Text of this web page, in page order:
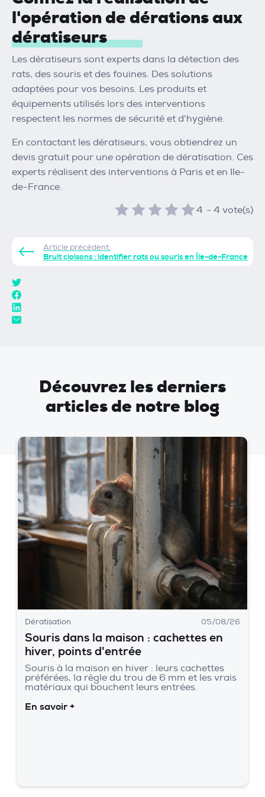
l'opération de dérations aux
dératiseurs
Les dératiseurs sont experts dans la détection des
rats, des souris et des fouines. Des solutions
adaptées pour vos besoins. Les produits et
équipements utilisés lors des interventions
respectent les normes de sécurité et d'hygiène.
En contactant les dératiseurs, vous obtiendrez un
devis gratuit pour une opération de dératisation. Ces
experts réalisent des interventions à Paris et en Ile-
de-France.
4 - 4 vote(s)
Article précédent:
Bruit cloisons : identifier rats ou souris en Île-de-France
Découvrez les derniers
articles de notre blog
Dératisation 05/08/26
Souris dans la maison : cachettes en
hiver, points d'entrée
Souris à la maison en hiver : leurs cachettes
préférées, la règle du trou de 6 mm et les vrais
matériaux qui bouchent leurs entrées.
En savoir +